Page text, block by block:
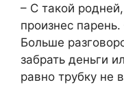
– С такой
произнес
Больше
забрать деньги
равно трубку не